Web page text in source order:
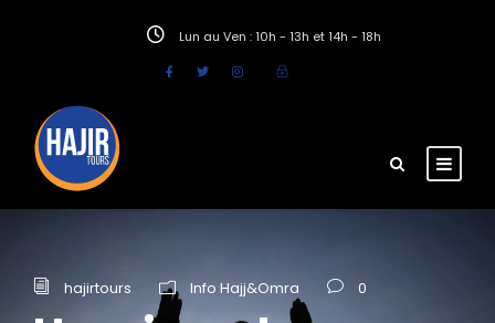
Lun au Ven : 10h - 13h et 14h - 18h
hajirtours Info Hajj&Omra 0